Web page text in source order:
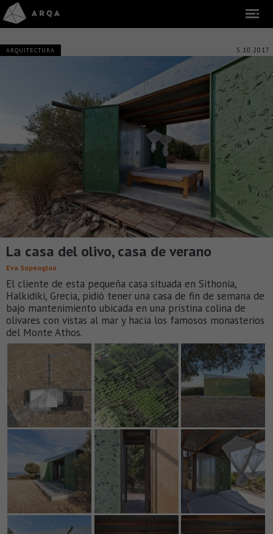
ARQUITECTURA 5.10.2017
La casa del olivo, casa de verano
Eva Sopeoglou
El cliente de esta pequeña casa situada en Sithonia,
Halkidiki, Grecia, pidió tener una casa de fin de semana de
bajo mantenimiento ubicada en una prístina colina de
olivares con vistas al mar y hacia los famosos monasterios
del Monte Athos.